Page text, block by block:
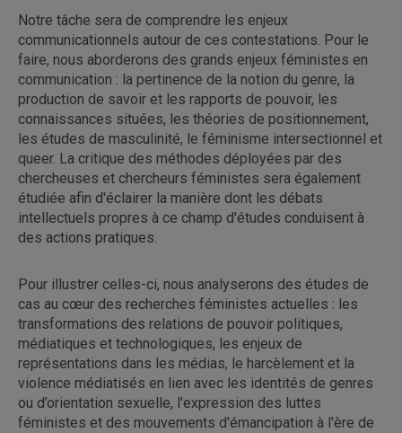
Notre tâche sera de comprendre les enjeux
communicationnels autour de ces contestations. Pour le
faire, nous aborderons des grands enjeux féministes en
communication : la pertinence de la notion du genre, la
production de savoir et les rapports de pouvoir, les
connaissances situées, les théories de positionnement,
les études de masculinité, le féminisme intersectionnel et
queer. La critique des méthodes déployées par des
chercheuses et chercheurs féministes sera également
étudiée afin d'éclairer la manière dont les débats
intellectuels propres à ce champ d'études conduisent à
des actions pratiques.
Pour illustrer celles-ci, nous analyserons des études de
cas au cœur des recherches féministes actuelles : les
transformations des relations de pouvoir politiques,
médiatiques et technologiques, les enjeux de
représentations dans les médias, le harcèlement et la
violence médiatisés en lien avec les identités de genres
ou d’orientation sexuelle, l'expression des luttes
féministes et des mouvements d'émancipation à l'ère de